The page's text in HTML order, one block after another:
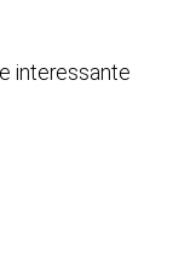
interessante